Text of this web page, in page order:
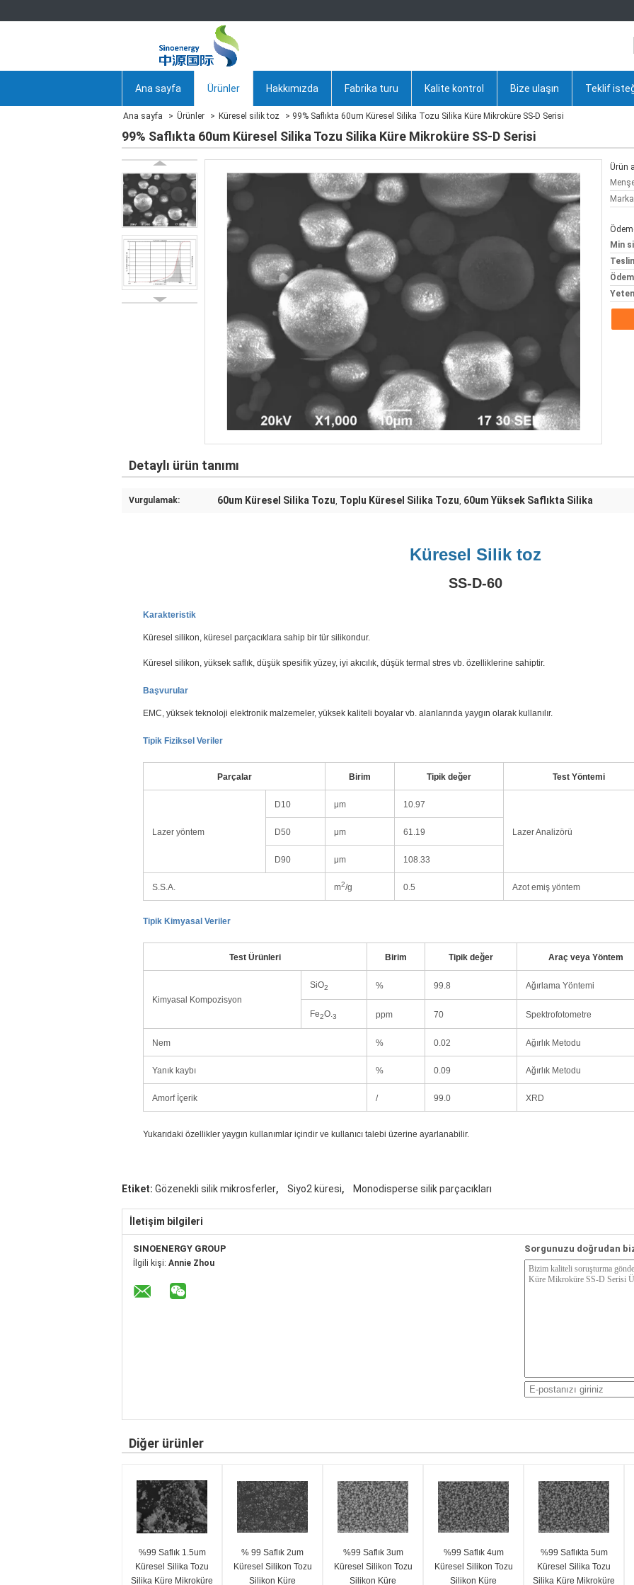
Ana sayfa Ürünler Hakkımızda Fabrika turu Kalite kontrol Bize ulaşın Teklif
Ana sayfa Ürünler Küresel silik toz 99% Saflıkta 60um Küresel Silika Tozu Silika Küre Mikroküre SS-D Serisi
99% Saflıkta 60um Küresel Silika Tozu Silika Küre Mikroküre SS-D Serisi
Ürün
Min
Detaylı ürün tanımı
Vurgulamak: 60um Küresel Silika Tozu, Toplu Küresel Silika Tozu, 60um Yüksek Saflıkta Silika
Küresel Silik toz
SS-D-60
Karakteristik
Küresel silikon, küresel parçacıklara sahip bir tür silikondur.
Küresel silikon, yüksek saflık, düşük spesifik yüzey, iyi akıcılık, düşük termal stres vb. özelliklerine sahiptir.
Başvurular
EMC, yüksek teknoloji elektronik malzemeler, yüksek kaliteli boyalar vb. alanlarında yaygın olarak kullanılır.
Tipik Fiziksel Veriler
Parçalar Birim Tipik değer Test Yöntemi
Lazer yöntem
D10 μm 10.97
Lazer Analizörü
D50 μm 61.19
D90 μm 108.33
S.S.A. m2/g 0.5 Azot emiş yöntem
Tipik Kimyasal Veriler
Test Ürünleri Birim Tipik değer Araç veya Yöntem
Kimyasal Kompozisyon
SiO2 % 99.8 Ağırlama Yöntemi
Fe2O.3 ppm 70 Spektrofotometre
Nem % 0.02 Ağırlık Metodu
Yanık kaybı % 0.09 Ağırlık Metodu
Amorf İçerik / 99.0 XRD
Yukarıdaki özellikler yaygın kullanımlar içindir ve kullanıcı talebi üzerine ayarlanabilir.
Etiket: Gözenekli silik mikrosferler, Siyo2 küresi, Monodisperse silik parçacıkları
İletişim bilgileri
SINOENERGY GROUP
İlgili kişi: Annie Zhou
Sorgunuzu doğrudan
Diğer ürünler
%99 Saflık 1.5um
Küresel Silika Tozu
Silika Küre Mikroküre
% 99 Saflık 2um
Küresel Silikon Tozu
Silikon Küre
%99 Saflık 3um
Küresel Silikon Tozu
Silikon Küre
%99 Saflık 4um
Küresel Silikon Tozu
Silikon Küre
%99 Saflıkta 5um
Küresel Silika Tozu
Silika Küre Mikroküre